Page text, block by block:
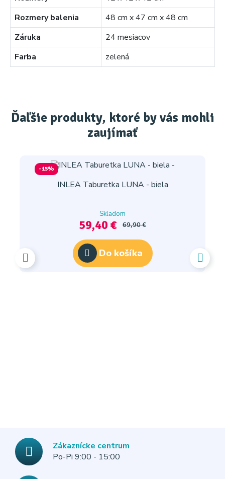
Rozmery balenia
48 cm x 47 cm x 48 cm
Záruka
24 mesiacov
Farba
zelená
Ďaľšie produkty, ktoré by vás mohli
zaujímať
-15%
INLEA Taburetka LUNA - biela
Skladom
59,40 € 69,90 €
Do košíka
Zákaznícke centrum
Po-Pi 9:00 - 15:00